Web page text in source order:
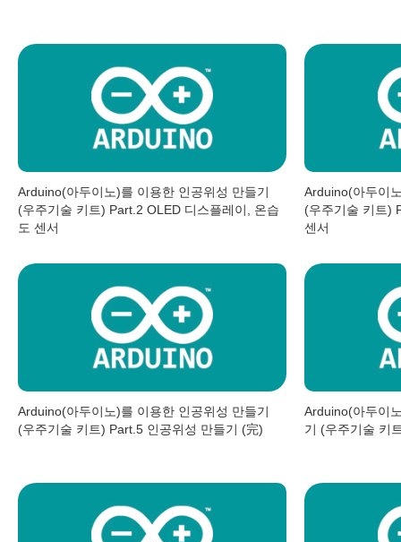
Arduino(아두이노)를 이용한 인공위성 만들기
(우주기술 키트) Part.2 OLED 디스플레이, 온습
도 센서
Arduino(아두이
(우주기술 키트)
센서
Arduino(아두이노)를 이용한 인공위성 만들기
(우주기술 키트) Part.5 인공위성 만들기 (完)
Arduino(아두이
기 (우주기술 키